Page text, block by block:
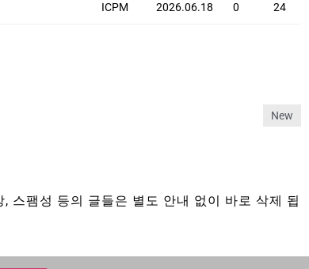
ICPM 2026.06.18 0 24
New
스팸성 등의 글들은 별도 안내 없이 바로 삭제 됩